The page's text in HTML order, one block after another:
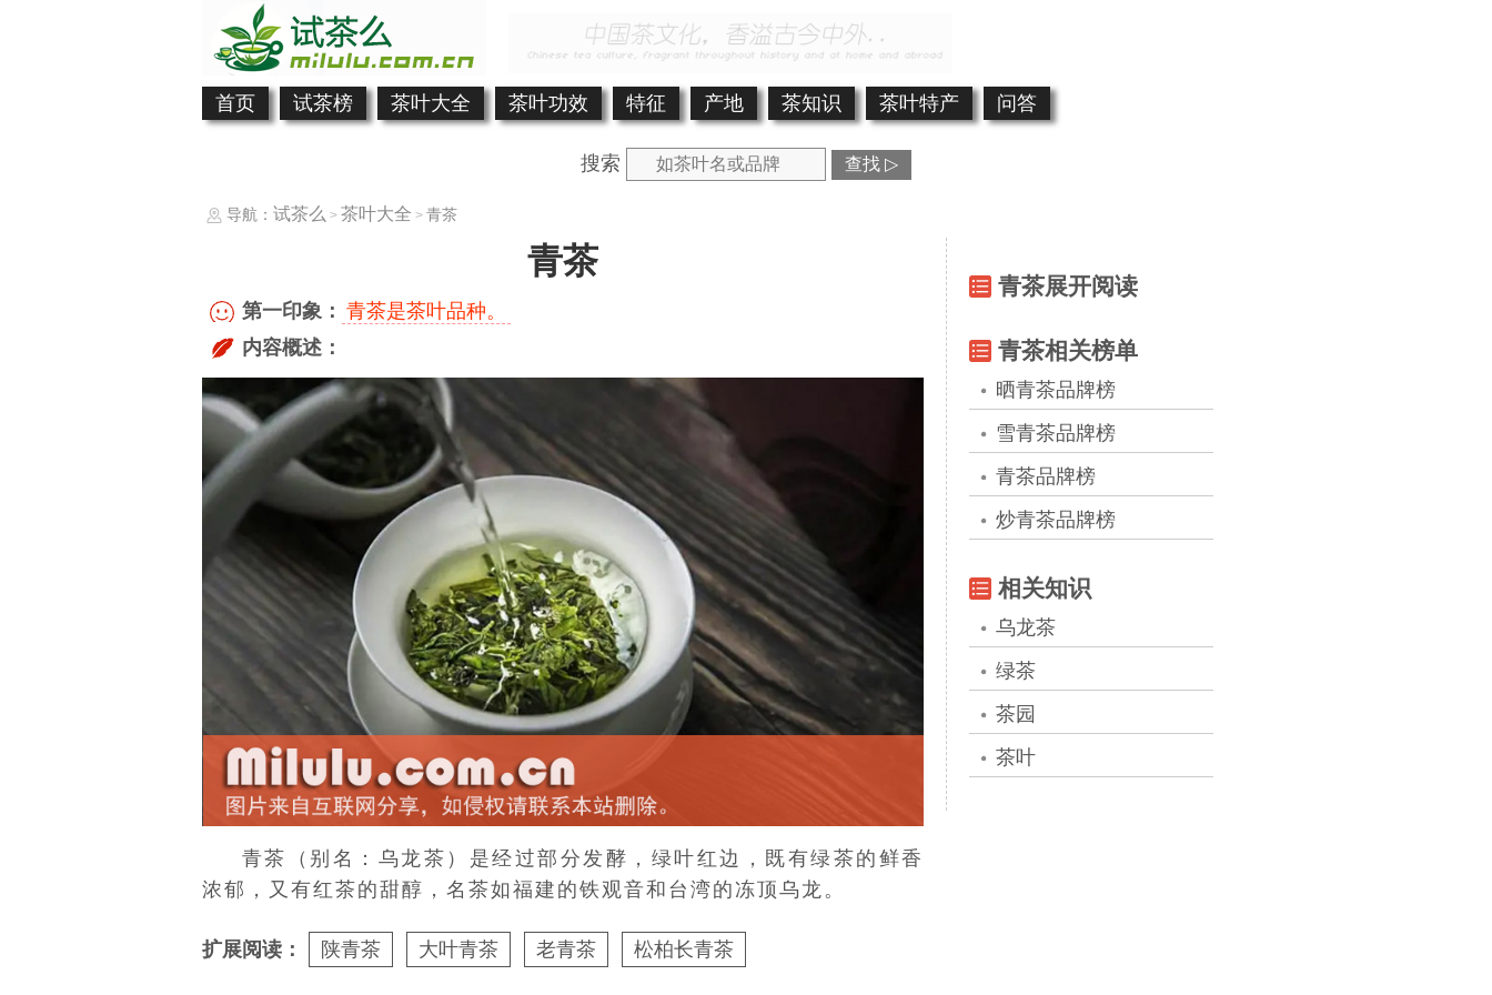
首页 试茶榜 茶叶大全 茶叶功效 特征 产地 茶知识 茶叶特产 问答
搜索 查找 ▷
导航： 试茶么 > 茶叶大全 > 青茶
青茶
第一印象： 青茶是茶叶品种。
内容概述：
青茶（别名：乌龙茶）是经过部分发酵，绿叶红边，既有绿茶的鲜香
浓郁，又有红茶的甜醇，名茶如福建的铁观音和台湾的冻顶乌龙。
扩展阅读： 陕青茶 大叶青茶 老青茶 松柏长青茶
青茶展开阅读
青茶相关榜单
晒青茶品牌榜
雪青茶品牌榜
青茶品牌榜
炒青茶品牌榜
相关知识
乌龙茶
绿茶
茶园
茶叶